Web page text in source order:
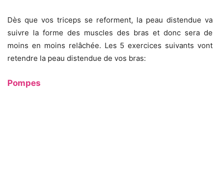
Dès que vos triceps se reforment, la peau distendue va
suivre la forme des muscles des bras et donc sera de
moins en moins relâchée. Les 5 exercices suivants vont
retendre la peau distendue de vos bras:
Pompes